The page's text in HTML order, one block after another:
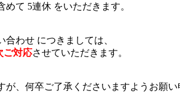
て 5連休 をいただきます。
わせ につきましては、
ご対応させていただきます。
が、何卒ご了承くださいますようお願い